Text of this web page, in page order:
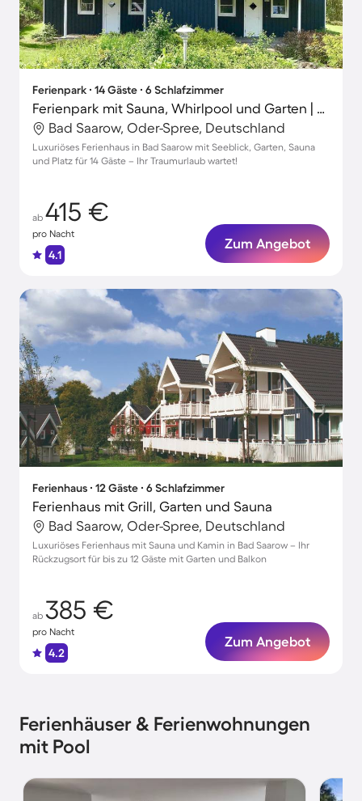
Ferienpark ∙ 14 Gäste ∙ 6 Schlafzimmer
Ferienpark mit Sauna, Whirlpool und Garten | Seeblick
Bad Saarow, Oder-Spree, Deutschland
Luxuriöses Ferienhaus in Bad Saarow mit Seeblick, Garten, Sauna
und Platz für 14 Gäste – Ihr Traumurlaub wartet!
ab 415 €
pro Nacht
4.1
Zum Angebot
Ferienhaus ∙ 12 Gäste ∙ 6 Schlafzimmer
Ferienhaus mit Grill, Garten und Sauna
Bad Saarow, Oder-Spree, Deutschland
Luxuriöses Ferienhaus mit Sauna und Kamin in Bad Saarow – Ihr
Rückzugsort für bis zu 12 Gäste mit Garten und Balkon
ab 385 €
pro Nacht
4.2
Zum Angebot
Ferienhäuser & Ferienwohnungen
mit Pool